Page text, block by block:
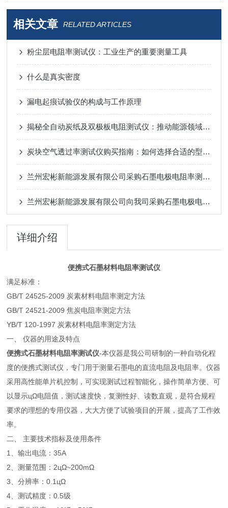
相关文章 RELATED ARTICLES
粉尘层电阻率测试仪：工业生产的重要测量工具
什么是真实密度
漏电起痕试验仪的构成与工作原理
揭秘全自动炭纸及双极板电阻测试仪：推动能源领域创新的关键力量
炭块空气透过率测试仪购买指南：如何选择合适的型号和品牌
兰州宏彬新能源发展有限公司采购石墨电极电阻率测试仪
兰州宏彬新能源发展有限公司向我司采购石墨电极电阻率测试仪
详细介绍
便携式石墨材料电阻率测试仪
满足标准：
GB/T 24525-2009 炭素材料电阻率测定方法
GB/T 24521-2009 焦炭电阻率测定方法
YB/T 120-1997 炭素材料电阻率测定方法
一、 仪器的用途及特点
便携式石墨材料电阻率测试仪-本仪器是我公司研制的一种自动化程
度的便携式测试仪，专门用于测量石墨电的直流电阻及电阻率。仪器
采用高性能单片机控制，可实现测试过程智能化，操作简单方便、可
以显示цΩ电阻值，测试速度快，复测性好、读数直观，是符合规程
要求的理想的专用仪器，大大方便了试验项目的开展，提高了工作效
率。
二、 主要技术指标及使用条件
1、输出电流：35A
2、测量范围：2цΩ~200mΩ
3、分辨率：0.1цΩ
4、测试精度：0.5级